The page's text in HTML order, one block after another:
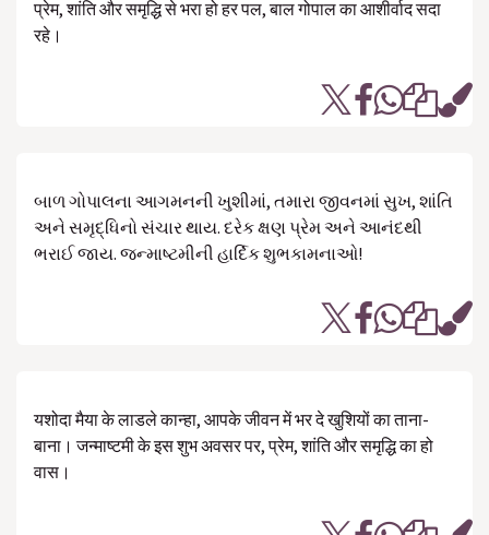
प्रेम, शांति और समृद्धि से भरा हो हर पल, बाल गोपाल का आशीर्वाद सदा
रहे।
બાળ ગોપાલના આગમનની ખુશીમાં, તમારા જીવનમાં સુખ, શાંતિ
અને સમૃદ્ધિનો સંચાર થાય. દરેક ક્ષણ પ્રેમ અને આનંદથી
ભરાઈ જાય. જન્માષ્ટમીની હાર્દિક શુભકામનાઓ!
यशोदा मैया के लाडले कान्हा, आपके जीवन में भर दे खुशियों का ताना-
बाना। जन्माष्टमी के इस शुभ अवसर पर, प्रेम, शांति और समृद्धि का हो
वास।